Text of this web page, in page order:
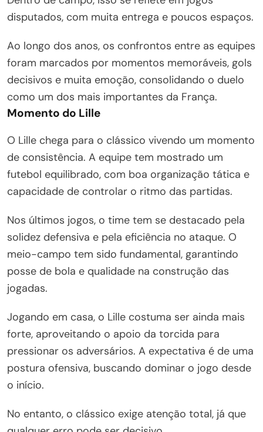
disputados, com muita entrega e poucos espaços.
Ao longo dos anos, os confrontos entre as equipes
foram marcados por momentos memoráveis, gols
decisivos e muita emoção, consolidando o duelo
como um dos mais importantes da França.
Momento do Lille
O Lille chega para o clássico vivendo um momento
de consistência. A equipe tem mostrado um
futebol equilibrado, com boa organização tática e
capacidade de controlar o ritmo das partidas.
Nos últimos jogos, o time tem se destacado pela
solidez defensiva e pela eficiência no ataque. O
meio-campo tem sido fundamental, garantindo
posse de bola e qualidade na construção das
jogadas.
Jogando em casa, o Lille costuma ser ainda mais
forte, aproveitando o apoio da torcida para
pressionar os adversários. A expectativa é de uma
postura ofensiva, buscando dominar o jogo desde
o início.
No entanto, o clássico exige atenção total, já que